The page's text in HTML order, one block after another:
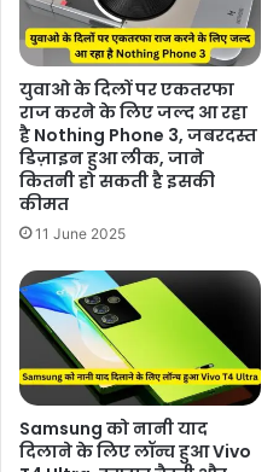
युवाओ के दिलों पर एकतरफा
राज करने के लिए जल्द आ रहा
है Nothing Phone 3, जबरदस्त
डिज़ाइन हुआ लीक, जाने
कितनी हो सकती है इसकी
कीमत
11 June 2025
Samsung को नानी याद
दिलाने के लिए लॉन्च हुआ Vivo